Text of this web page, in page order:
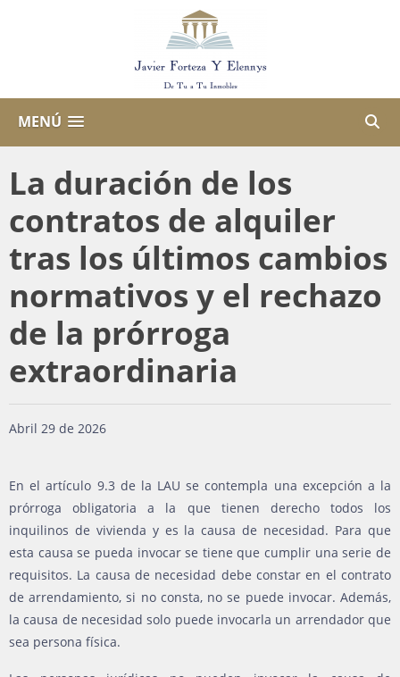
MENÚ
La duración de los
contratos de alquiler
tras los últimos cambios
normativos y el rechazo
de la prórroga
extraordinaria
Abril 29 de 2026
En el artículo 9.3 de la LAU se contempla una excepción a la
prórroga obligatoria a la que tienen derecho todos los
inquilinos de vivienda y es la causa de necesidad. Para que
esta causa se pueda invocar se tiene que cumplir una serie de
requisitos. La causa de necesidad debe constar en el contrato
de arrendamiento, si no consta, no se puede invocar. Además,
la causa de necesidad solo puede invocarla un arrendador que
sea persona física.